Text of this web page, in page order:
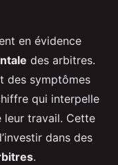
en évidence
des arbitres.
des symptômes
qui interpelle
leur travail. Cette
dans des
.